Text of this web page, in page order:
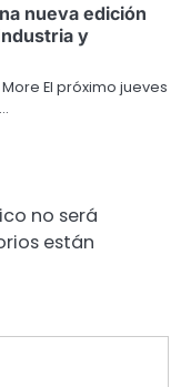
nueva edición
y
El próximo jueves
no será
están